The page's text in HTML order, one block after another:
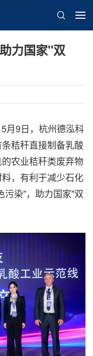
力国家"双
月9日，杭州德泓科
秸秆直接制备乳酸
农业秸秆类废弃物
，有利于减少石化
污染"，助力国家"双